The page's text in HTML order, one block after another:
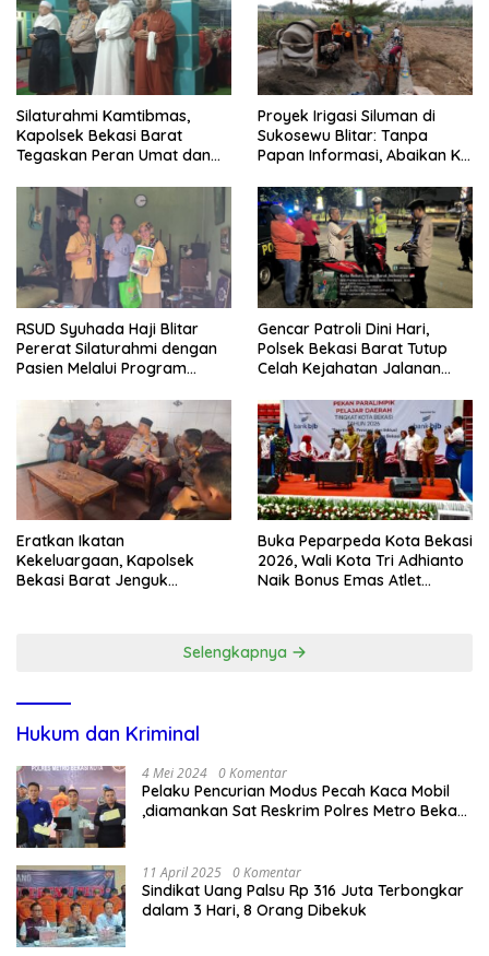
Silaturahmi Kamtibmas,
Kapolsek Bekasi Barat
Tegaskan Peran Umat dan
Kondusivitas Wilayah
Proyek Irigasi Siluman di
Sukosewu Blitar: Tanpa
Papan Informasi, Abaikan K3,
Tanggung Jawab
RSUD Syuhada Haji Blitar
Pererat Silaturahmi dengan
Pasien Melalui Program
Gencar Patroli Dini Hari,
Polsek Bekasi Barat Tutup
Celah Kejahatan Jalanan
Eratkan Ikatan
Kekeluargaan, Kapolsek
Bekasi Barat Jenguk
Buka Peparpeda Kota Bekasi
2026, Wali Kota Tri Adhianto
Naik Bonus Emas Atlet
Selengkapnya
Hukum dan Kriminal
4 Mei 2024 0 Komentar
Pelaku Pencurian Modus Pecah Kaca Mobil
,diamankan Sat Reskrim Polres Metro Bekasi
11 April 2025 0 Komentar
Sindikat Uang Palsu Rp 316 Juta Terbongkar
dalam 3 Hari, 8 Orang Dibekuk